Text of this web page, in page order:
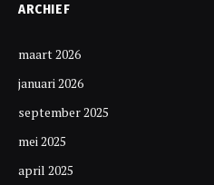
ARCHIEF
maart 2026
januari 2026
september 2025
mei 2025
april 2025